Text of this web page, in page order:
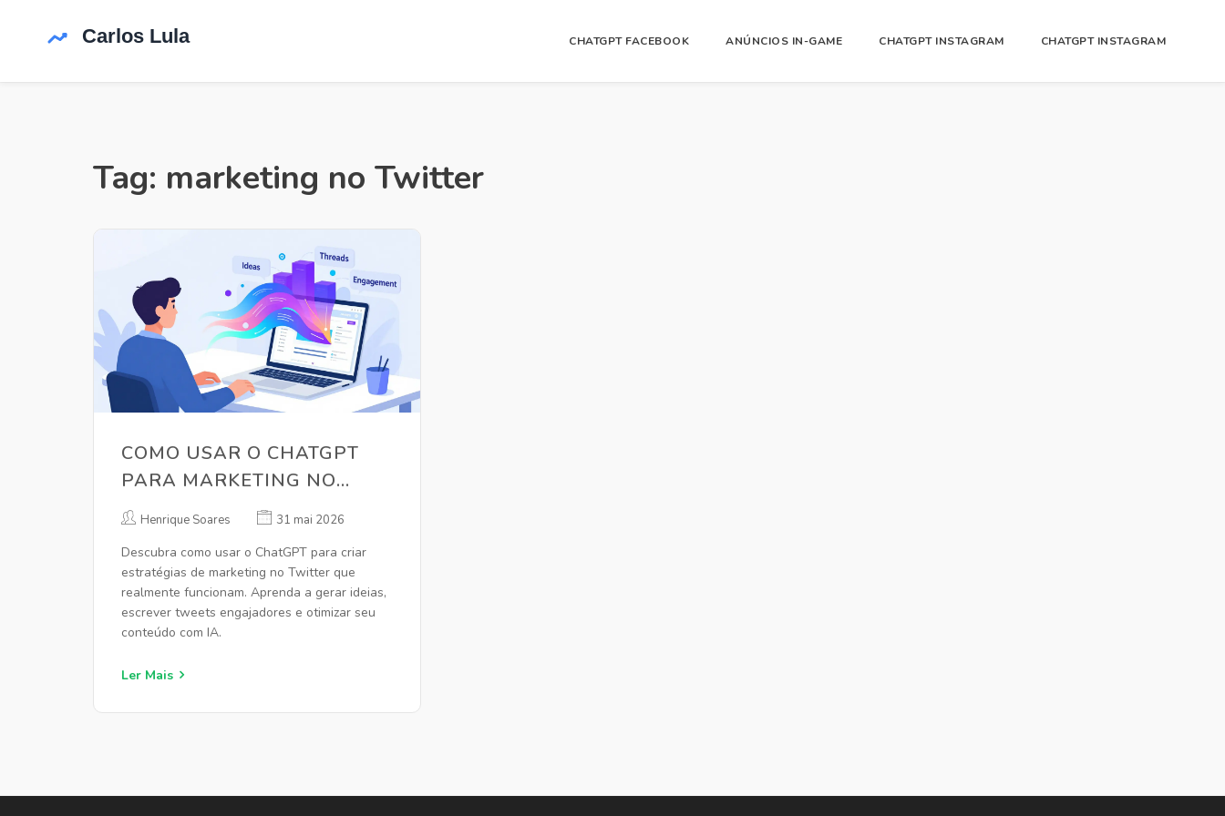
CHATGPT FACEBOOK ANÚNCIOS IN-GAME CHATGPT INSTAGRAM CHATGPT INSTAGRAM
Tag: marketing no Twitter
COMO USAR O CHATGPT
PARA MARKETING NO
TWITTER (X) COM
Henrique Soares 31 mai 2026
Descubra como usar o ChatGPT para criar
estratégias de marketing no Twitter que
realmente funcionam. Aprenda a gerar ideias,
escrever tweets engajadores e otimizar seu
conteúdo com IA.
Ler Mais